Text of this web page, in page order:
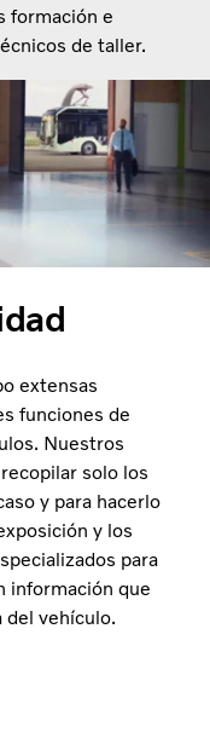
formación e
de taller.
extensas
funciones de
Nuestros
solo los
y para hacerlo
y los
para
información que
del vehículo.